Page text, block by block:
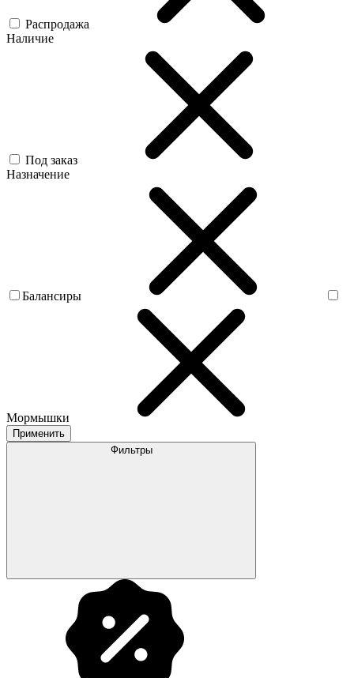
Распродажа
Наличие
Под заказ
Назначение
Балансиры
Мормышки
Применить
Фильтры